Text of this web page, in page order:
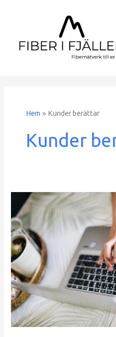
Hem Kunder berättar
Kunder
Våra
kunder
berättar
om
Fiber
i
fjällen